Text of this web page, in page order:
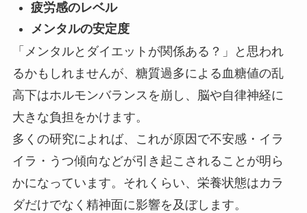
疲労感のレベル
メンタルの安定度
「メンタルとダイエットが関係ある？」と思われ
るかもしれませんが、糖質過多による血糖値の乱
高下はホルモンバランスを崩し、脳や自律神経に
大きな負担をかけます。
多くの研究によれば、これが原因で不安感・イラ
イラ・うつ傾向などが引き起こされることが明ら
かになっています。それくらい、栄養状態はカラ
ダだけでなく精神面に影響を及ぼします。